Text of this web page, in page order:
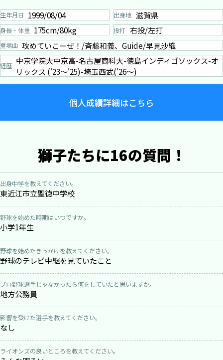
生年月日 1999/08/04 出身地 滋賀県
身長・体重 175cm/80kg 投打 右投/左打
登場曲 攻めていこーぜ！/斉藤和義、Guide/早見沙織
経歴 中京学院大中京高-名古屋商科大-徳島インディゴソックス-オ
リックス ('23～'25)-埼玉西武('26～)
個人成績詳細はこちら
獅子たちに16の質問！
出身中学を教えてください。
東近江市立聖徳中学校
野球を始めた時期はいつですか。
小学1年生
野球を始めたきっかけを教えてください。
野球のテレビ中継を見ていたこと
プロ野球選手じゃなかったら何をしていたと思いますか。
地方公務員
影響を受けた選手を教えてください。
なし
ライオンズの良いところを教えてください。